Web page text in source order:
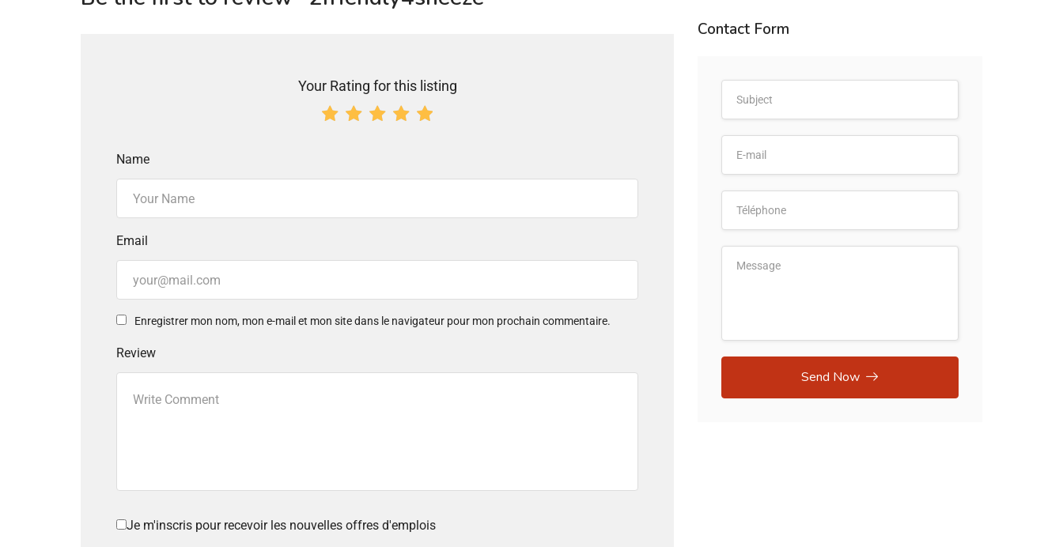
Your Rating for this listing
Name
Email
Enregistrer mon nom, mon e-mail et mon site dans le navigateur pour mon prochain commentaire.
Review
Je m'inscris pour recevoir les nouvelles offres d'emplois
Contact Form
Send Now